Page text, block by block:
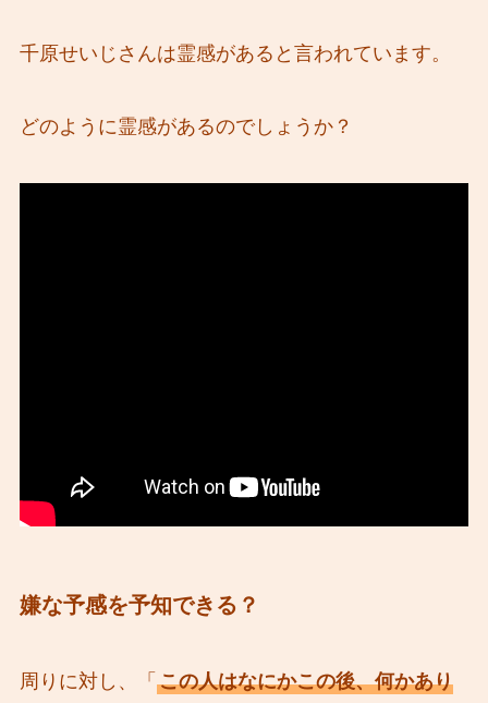
千原せいじさんは霊感があると言われています。
どのように霊感があるのでしょうか？
嫌な予感を予知できる？
周りに対し、「 この人はなにかこの後、何かあり